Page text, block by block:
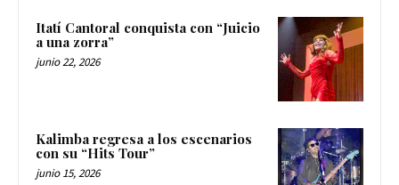
Itatí Cantoral conquista con “Juicio
a una zorra”
junio 22, 2026
Kalimba regresa a los escenarios
con su “Hits Tour”
junio 15, 2026